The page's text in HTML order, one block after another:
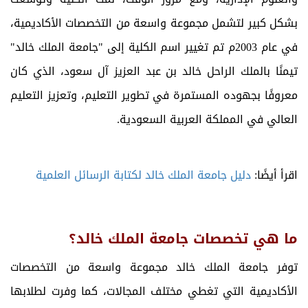
بشكل كبير لتشمل مجموعة واسعة من التخصصات الأكاديمية،
في عام 2003م تم تغيير اسم الكلية إلى "جامعة الملك خالد"
تيمنًا بالملك الراحل خالد بن عبد العزيز آل سعود، الذي كان
معروفًا بجهوده المستمرة في تطوير التعليم، وتعزيز التعليم
العالي في المملكة العربية السعودية.
اقرأ أيضًا:دليل جامعة الملك خالد لكتابة الرسائل العلمية
ما هي تخصصات جامعة الملك خالد؟
توفر جامعة الملك خالد مجموعة واسعة من التخصصات
الأكاديمية التي تغطي مختلف المجالات، كما وفرت لطلابها